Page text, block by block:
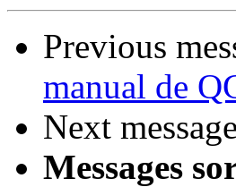
Previous
manual de
Next
Messages